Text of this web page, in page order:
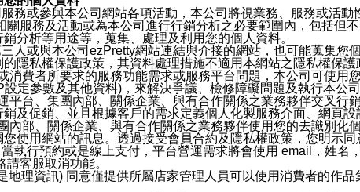
務或參與本公司網站各項活動，本公司將視業務、服務或活
關服務及活動或為本公司進行行銷分析之必要範圍內，包括
分析等用途等，蒐集、處理及利用您的個人資料。
人或與本公司ezPretty網站連結與介接的網站，也可能蒐集
隱私權保護政策，其資料處理措施不適用本網站之隱私權保
消費者所要求的服務功能需求或服務平台問題，本公司可使
定參數及其他資料)，來解決爭議、檢修障礙問題及執行本公
平台、集團內部、關係企業、與有合作關係之業務夥伴交叉
及促銷、並且根據客戶的需求定義個人化製服務介面、網頁
內部、關係企業、與有合作關係之業務夥伴使用您的去識別
使用網站的訊息。透過接受會員合約及隱私權政策，您明示
執行預約或是線上支付，平台營運需求將會使用 email，姓
客服取消功能。
地理資訊) 同意僅提供所屬店家管理人員可以使用消費者的作